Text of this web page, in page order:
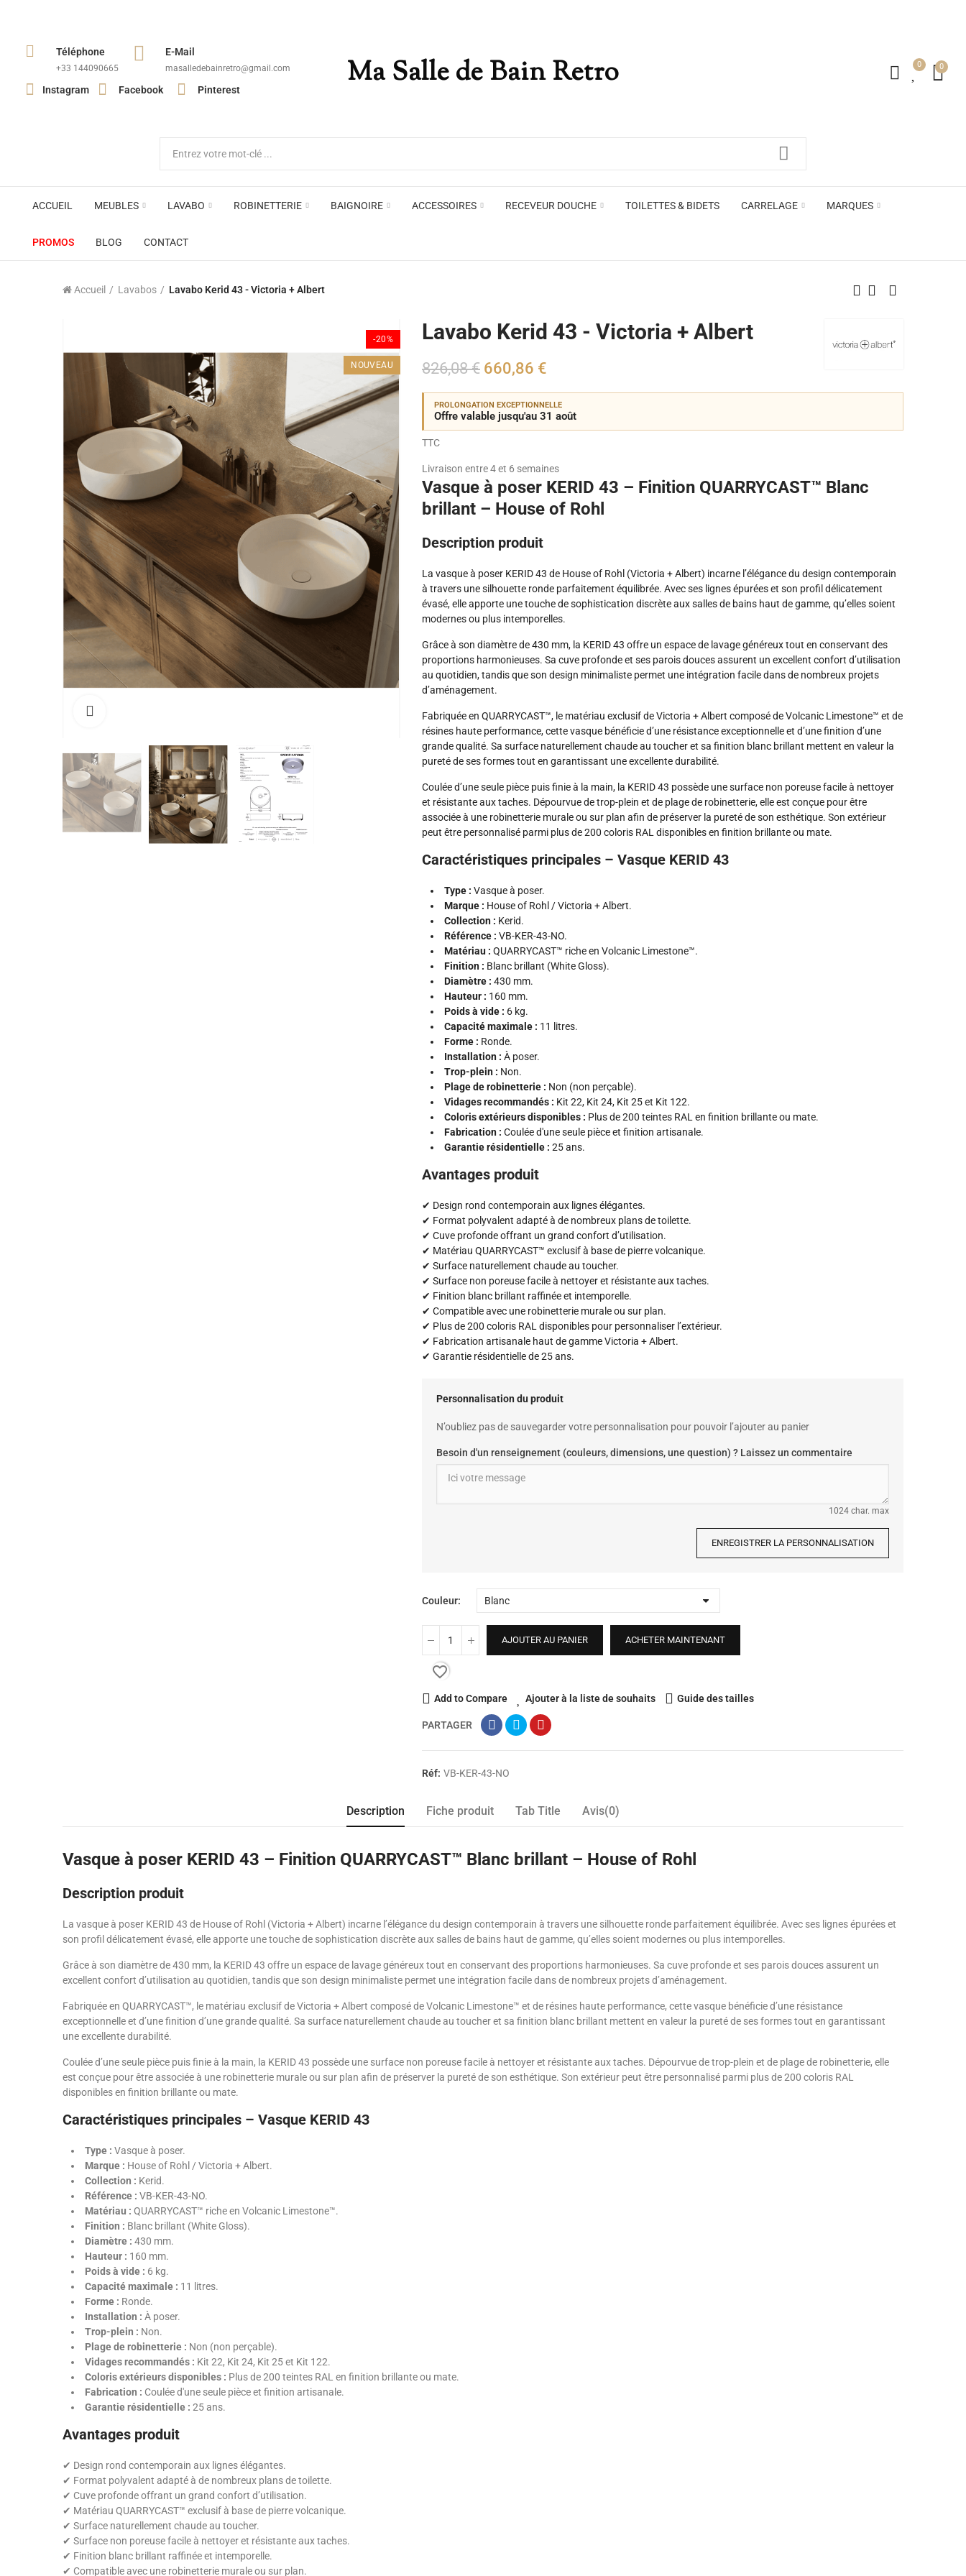
Téléphone
+33 144090665​
E-Mail
masalledebainretro@gmail.com
Instagram Facebook Pinterest Ma Salle de Bain Retro 0 0
ACCUEIL MEUBLES LAVABO ROBINETTERIE BAIGNOIRE ACCESSOIRES RECEVEUR DOUCHE TOILETTES & BIDETS CARRELAGE MARQUES
Voir toute la marque →
PROMOS BLOG CONTACT
Appliques murales Miroirs ACB
Accueil Lavabos Lavabo Kerid 43 - Victoria + Albert
-20%
NOUVEAU
Lavabo Kerid 43 - Victoria + Albert
826,08 € 660,86 €
PROLONGATION EXCEPTIONNELLE
Offre valable jusqu'au 31 août
TTC
Livraison entre 4 et 6 semaines
Vasque à poser KERID 43 – Finition QUARRYCAST™ Blanc
brillant – House of Rohl
Description produit
La vasque à poser KERID 43 de House of Rohl (Victoria + Albert) incarne l’élégance du design contemporain
à travers une silhouette ronde parfaitement équilibrée. Avec ses lignes épurées et son profil délicatement
évasé, elle apporte une touche de sophistication discrète aux salles de bains haut de gamme, qu’elles soient
modernes ou plus intemporelles.
Grâce à son diamètre de 430 mm, la KERID 43 offre un espace de lavage généreux tout en conservant des
proportions harmonieuses. Sa cuve profonde et ses parois douces assurent un excellent confort d’utilisation
au quotidien, tandis que son design minimaliste permet une intégration facile dans de nombreux projets
d’aménagement.
Fabriquée en QUARRYCAST™, le matériau exclusif de Victoria + Albert composé de Volcanic Limestone™ et de
résines haute performance, cette vasque bénéficie d’une résistance exceptionnelle et d’une finition d’une
grande qualité. Sa surface naturellement chaude au toucher et sa finition blanc brillant mettent en valeur la
pureté de ses formes tout en garantissant une excellente durabilité.
Coulée d’une seule pièce puis finie à la main, la KERID 43 possède une surface non poreuse facile à nettoyer
et résistante aux taches. Dépourvue de trop-plein et de plage de robinetterie, elle est conçue pour être
associée à une robinetterie murale ou sur plan afin de préserver la pureté de son esthétique. Son extérieur
peut être personnalisé parmi plus de 200 coloris RAL disponibles en finition brillante ou mate.
Caractéristiques principales – Vasque KERID 43
Type : Vasque à poser.
Marque : House of Rohl / Victoria + Albert.
Collection : Kerid.
Référence : VB-KER-43-NO.
Matériau : QUARRYCAST™ riche en Volcanic Limestone™.
Finition : Blanc brillant (White Gloss).
Diamètre : 430 mm.
Hauteur : 160 mm.
Poids à vide : 6 kg.
Capacité maximale : 11 litres.
Forme : Ronde.
Installation : À poser.
Trop-plein : Non.
Plage de robinetterie : Non (non perçable).
Vidages recommandés : Kit 22, Kit 24, Kit 25 et Kit 122.
Coloris extérieurs disponibles : Plus de 200 teintes RAL en finition brillante ou mate.
Fabrication : Coulée d'une seule pièce et finition artisanale.
Garantie résidentielle : 25 ans.
Avantages produit
✔ Design rond contemporain aux lignes élégantes.
✔ Format polyvalent adapté à de nombreux plans de toilette.
✔ Cuve profonde offrant un grand confort d’utilisation.
✔ Matériau QUARRYCAST™ exclusif à base de pierre volcanique.
✔ Surface naturellement chaude au toucher.
✔ Surface non poreuse facile à nettoyer et résistante aux taches.
✔ Finition blanc brillant raffinée et intemporelle.
✔ Compatible avec une robinetterie murale ou sur plan.
✔ Plus de 200 coloris RAL disponibles pour personnaliser l’extérieur.
✔ Fabrication artisanale haut de gamme Victoria + Albert.
✔ Garantie résidentielle de 25 ans.
Personnalisation du produit
N’oubliez pas de sauvegarder votre personnalisation pour pouvoir l’ajouter au panier
Besoin d'un renseignement (couleurs, dimensions, une question) ? Laissez un commentaire
1024 char. max
ENREGISTRER LA PERSONNALISATION
Couleur
AJOUTER AU PANIER ACHETER MAINTENANT
favorite_border
Add to Compare Ajouter à la liste de souhaits Guide des tailles
PARTAGER
Réf: VB-KER-43-NO
Description Fiche produit Tab Title Avis(0)
Vasque à poser KERID 43 – Finition QUARRYCAST™ Blanc brillant – House of Rohl
Description produit
La vasque à poser KERID 43 de House of Rohl (Victoria + Albert) incarne l’élégance du design contemporain à travers une silhouette ronde parfaitement équilibrée. Avec ses lignes épurées et
son profil délicatement évasé, elle apporte une touche de sophistication discrète aux salles de bains haut de gamme, qu’elles soient modernes ou plus intemporelles.
Grâce à son diamètre de 430 mm, la KERID 43 offre un espace de lavage généreux tout en conservant des proportions harmonieuses. Sa cuve profonde et ses parois douces assurent un
excellent confort d’utilisation au quotidien, tandis que son design minimaliste permet une intégration facile dans de nombreux projets d’aménagement.
Fabriquée en QUARRYCAST™, le matériau exclusif de Victoria + Albert composé de Volcanic Limestone™ et de résines haute performance, cette vasque bénéficie d’une résistance
exceptionnelle et d’une finition d’une grande qualité. Sa surface naturellement chaude au toucher et sa finition blanc brillant mettent en valeur la pureté de ses formes tout en garantissant
une excellente durabilité.
Coulée d’une seule pièce puis finie à la main, la KERID 43 possède une surface non poreuse facile à nettoyer et résistante aux taches. Dépourvue de trop-plein et de plage de robinetterie, elle
est conçue pour être associée à une robinetterie murale ou sur plan afin de préserver la pureté de son esthétique. Son extérieur peut être personnalisé parmi plus de 200 coloris RAL
disponibles en finition brillante ou mate.
Caractéristiques principales – Vasque KERID 43
Type : Vasque à poser.
Marque : House of Rohl / Victoria + Albert.
Collection : Kerid.
Référence : VB-KER-43-NO.
Matériau : QUARRYCAST™ riche en Volcanic Limestone™.
Finition : Blanc brillant (White Gloss).
Diamètre : 430 mm.
Hauteur : 160 mm.
Poids à vide : 6 kg.
Capacité maximale : 11 litres.
Forme : Ronde.
Installation : À poser.
Trop-plein : Non.
Plage de robinetterie : Non (non perçable).
Vidages recommandés : Kit 22, Kit 24, Kit 25 et Kit 122.
Coloris extérieurs disponibles : Plus de 200 teintes RAL en finition brillante ou mate.
Fabrication : Coulée d'une seule pièce et finition artisanale.
Garantie résidentielle : 25 ans.
Avantages produit
✔ Design rond contemporain aux lignes élégantes.
✔ Format polyvalent adapté à de nombreux plans de toilette.
✔ Cuve profonde offrant un grand confort d’utilisation.
✔ Matériau QUARRYCAST™ exclusif à base de pierre volcanique.
✔ Surface naturellement chaude au toucher.
✔ Surface non poreuse facile à nettoyer et résistante aux taches.
✔ Finition blanc brillant raffinée et intemporelle.
✔ Compatible avec une robinetterie murale ou sur plan.